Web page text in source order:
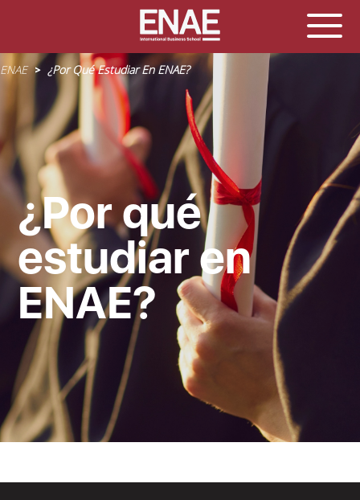
Sobrescribir
de
ayuda
a
la
navegación
ENAE ¿Por Qué Estudiar En ENAE?
¿Por qué
estudiar en
ENAE?